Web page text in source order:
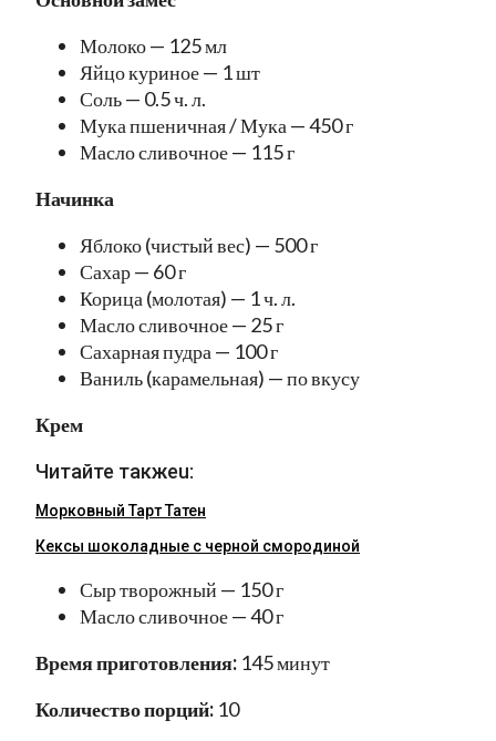
Молоко — 125 мл
Яйцо куриное — 1 шт
Соль — 0.5 ч. л.
Мука пшеничная / Мука — 450 г
Масло сливочное — 115 г
Начинка
Яблоко (чистый вес) — 500 г
Сахар — 60 г
Корица (молотая) — 1 ч. л.
Масло сливочное — 25 г
Сахарная пудра — 100 г
Ваниль (карамельная) — по вкусу
Крем
Читайте такжеu:
Морковный Тарт Татен
Кексы шоколадные с черной смородиной
Сыр творожный — 150 г
Масло сливочное — 40 г
Время приготовления: 145 минут
Количество порций: 10